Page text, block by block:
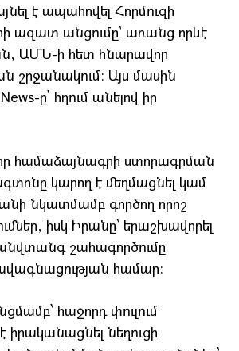
է ապահովել Հորմուզի
ազատ անցումը՝ առանց որևէ
ԱՄՆ-ի հետ հնարավոր
շրջանակում։ Այս մասին
ը՝ հղում անելով իր
համաձայնագրի ստորագրման
կարող է մեղմացնել կամ
նկատմամբ գործող որոշ
իսկ Իրանը՝ երաշխավորել
շահագործումը
համար։
հաջորդ փուլում
նեղուցի